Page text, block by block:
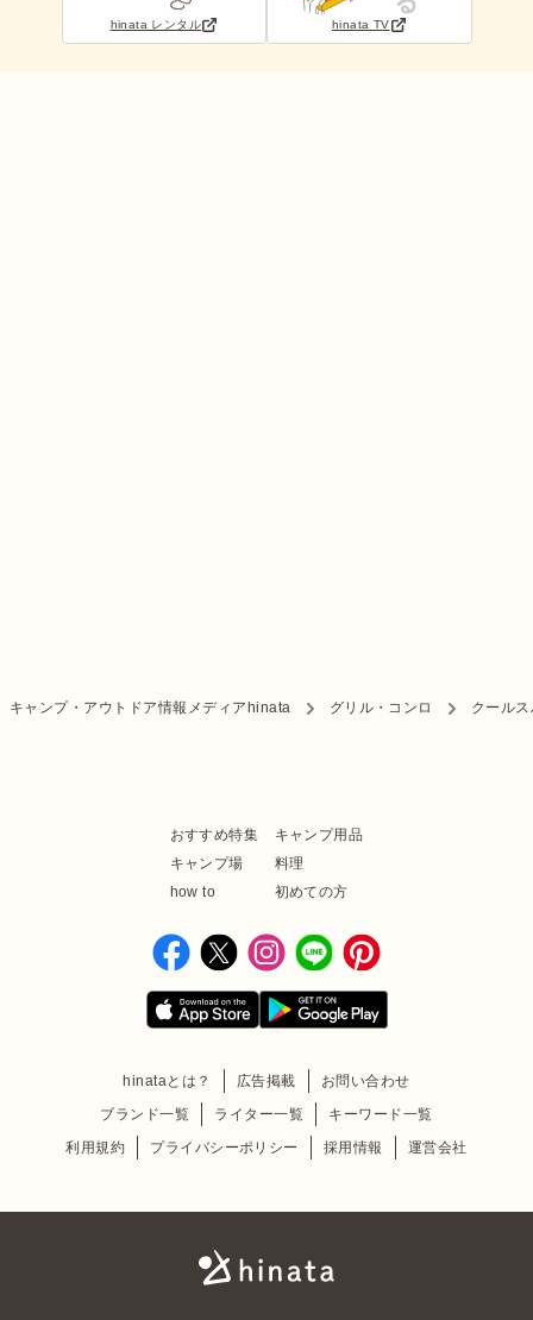
hinata レンタル hinata TV
キャンプ・アウトドア情報メディアhinata グリル・コンロ クール
おすすめ特集
キャンプ用品
キャンプ場
料理
how to
初めての方
hinataとは？ 広告掲載
お問い合わせ
ブランド一覧
ライター一覧
キーワード一覧
利用規約
プライバシーポリシー 採用情報 運営会社